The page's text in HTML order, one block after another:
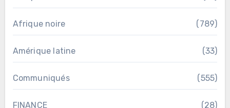
Afrique noire (789)
Amérique latine (33)
Communiqués (555)
FINANCE (28)